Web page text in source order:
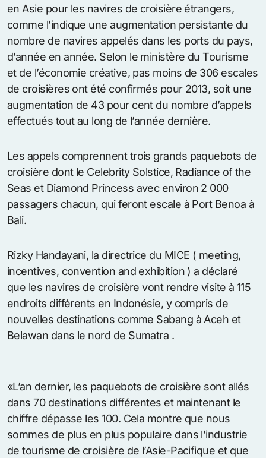
en Asie pour les navires de croisière étrangers,
comme l’indique une augmentation persistante du
nombre de navires appelés dans les ports du pays,
d’année en année. Selon le ministère du Tourisme
et de l’économie créative, pas moins de 306 escales
de croisières ont été confirmés pour 2013, soit une
augmentation de 43 pour cent du nombre d’appels
effectués tout au long de l’année dernière.
Les appels comprennent trois grands paquebots de
croisière dont le Celebrity Solstice, Radiance of the
Seas et Diamond Princess avec environ 2 000
passagers chacun, qui feront escale à Port Benoa à
Bali.
Rizky Handayani, la directrice du MICE ( meeting,
incentives, convention and exhibition ) a déclaré
que les navires de croisière vont rendre visite à 115
endroits différents en Indonésie, y compris de
nouvelles destinations comme Sabang à Aceh et
Belawan dans le nord de Sumatra .
«L’an dernier, les paquebots de croisière sont allés
dans 70 destinations différentes et maintenant le
chiffre dépasse les 100. Cela montre que nous
sommes de plus en plus populaire dans l’industrie
de tourisme de croisière de l’Asie-Pacifique et que